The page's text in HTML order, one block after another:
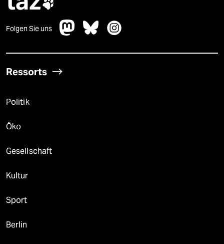

Folgen Sie uns
Ressorts
Politik
Öko
Gesellschaft
Kultur
Sport
Berlin